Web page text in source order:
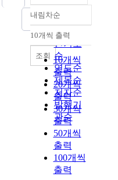
정확도
순
인기도
순
연도순
제목순
저자순
발행기
관순
내림차순
내림차순
10개씩 출력
10개씩
출력
20개씩
출력
30개씩
출력
50개씩
출력
100개씩
출력
조회